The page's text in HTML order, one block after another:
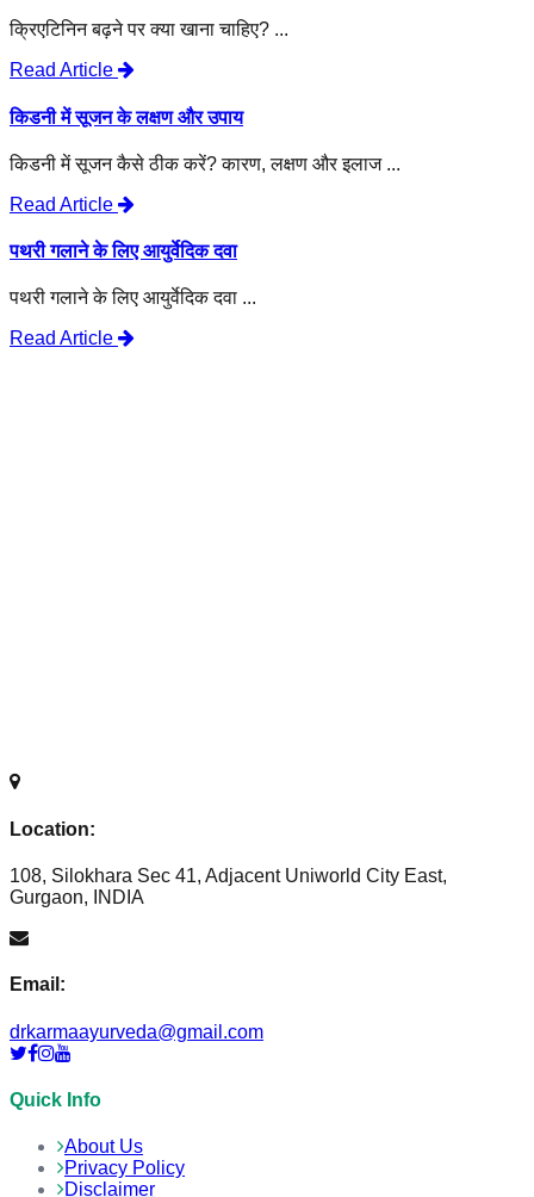
क्रिएटिनिन बढ़ने पर क्या खाना चाहिए? ...
Read Article
किडनी में सूजन के लक्षण और उपाय
किडनी में सूजन कैसे ठीक करें? कारण, लक्षण और इलाज ...
Read Article
पथरी गलाने के लिए आयुर्वेदिक दवा
पथरी गलाने के लिए आयुर्वेदिक दवा ...
Read Article
Location:
108, Silokhara Sec 41, Adjacent Uniworld City East,
Gurgaon, INDIA
Email:
drkarmaayurveda@gmail.com
Quick Info
About Us
Privacy Policy
Disclaimer